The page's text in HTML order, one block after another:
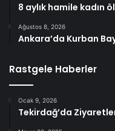
8 aylık hamile kadın
Ağustos 8, 2026
Ankara’da Kurban
Rastgele Haberler
Ocak 9, 2026
Tekirdağ’da